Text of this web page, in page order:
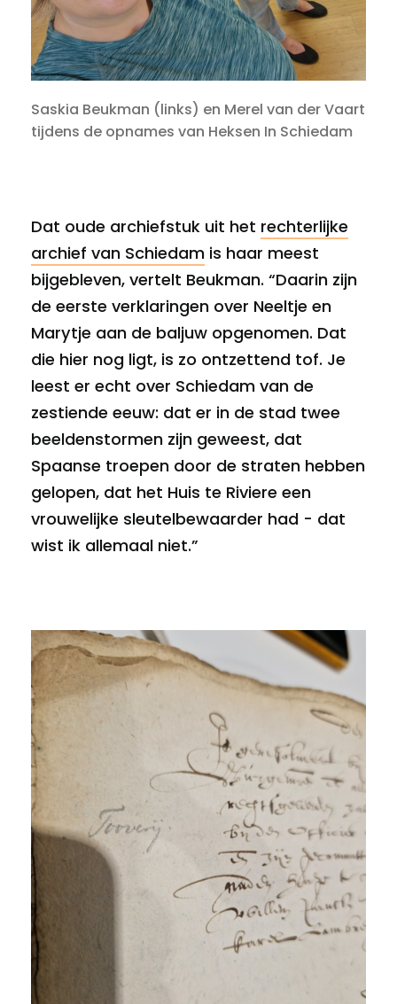
Saskia Beukman (links) en Merel van der Vaart
tijdens de opnames van Heksen In Schiedam
Dat oude archiefstuk uit het rechterlijke
archief van Schiedam is haar meest
bijgebleven, vertelt Beukman. “Daarin zijn
de eerste verklaringen over Neeltje en
Marytje aan de baljuw opgenomen. Dat
die hier nog ligt, is zo ontzettend tof. Je
leest er echt over Schiedam van de
zestiende eeuw: dat er in de stad twee
beeldenstormen zijn geweest, dat
Spaanse troepen door de straten hebben
gelopen, dat het Huis te Riviere een
vrouwelijke sleutelbewaarder had - dat
wist ik allemaal niet.”